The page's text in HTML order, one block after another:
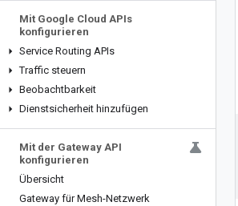
Mit Google Cloud APIs
konfigurieren
Service Routing APIs
Traffic steuern
Beobachtbarkeit
Dienstsicherheit hinzufügen
Mit der Gateway API
konfigurieren
Übersicht
Gateway für Mesh-Netzwerk